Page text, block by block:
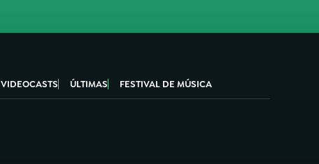
VIDEOCASTS ÚLTIMAS FESTIVAL DE MÚSICA